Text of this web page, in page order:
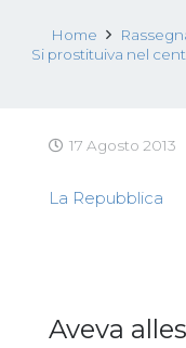
Home
Si prostituiva nel
17 Agosto 2013
La Repubblica
Aveva